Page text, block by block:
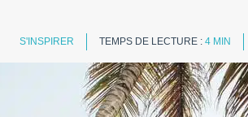
S'INSPIRER TEMPS DE LECTURE : 4 MIN